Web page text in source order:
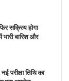
सक्रिय होगा
बारिश और
तिथि का